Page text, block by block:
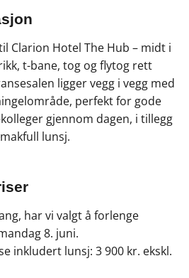
Clarion Hotel The Hub – midt i
t-bane, tog og flytog rett
ligger vegg i vegg med
perfekt for gode
gjennom dagen, i tillegg
lunsj.
har vi valgt å forlenge
8. juni.
inkludert lunsj: 3 900 kr. ekskl.